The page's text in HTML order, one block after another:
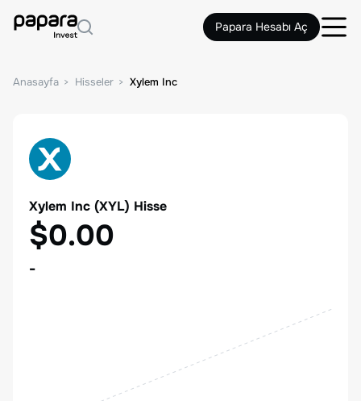
Papara Hesabı Aç
Anasayfa Hisseler Xylem Inc
Xylem Inc (XYL) Hisse
$0.00
-